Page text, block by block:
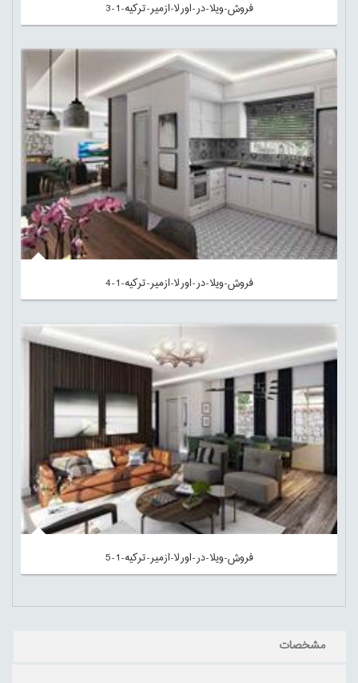
فروش-ویلا-در-اورلا-ازمیر-ترکیه-1-3
فروش-ویلا-در-اورلا-ازمیر-ترکیه-1-4
فروش-ویلا-در-اورلا-ازمیر-ترکیه-1-5
مشخصات